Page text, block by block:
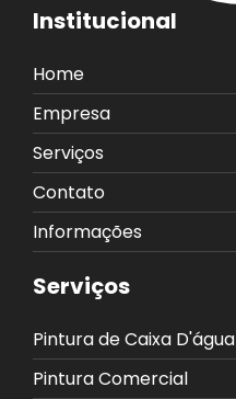
Institucional
Home
Empresa
Serviços
Contato
Informações
Serviços
Pintura de Caixa D'água
Pintura Comercial